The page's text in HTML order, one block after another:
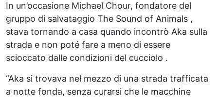
In un’occasione Michael Chour, fondatore del
gruppo di salvataggio The Sound of Animals ,
stava tornando a casa quando incontrò Aka sulla
strada e non poté fare a meno di essere
scioccato dalle condizioni del cucciolo .
“Aka si trovava nel mezzo di una strada trafficata
a notte fonda, senza curarsi che le macchine